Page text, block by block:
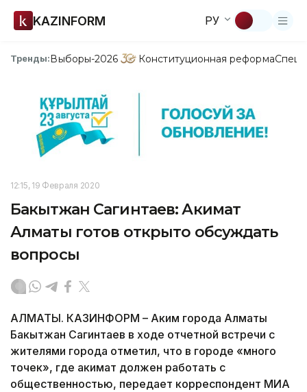
KAZINFORM РУ
Тренды:Выборы-2026 Конституционная реформа
12:15, 19 Февраля 2020
Бакытжан Сагинтаев: Акимат
Алматы готов открыто обсуждать
вопросы
АЛМАТЫ. КАЗИНФОРМ – Аким города Алматы
Бакытжан Сагинтаев в ходе отчетной встречи с
жителями города отметил, что в городе «много
точек», где акимат должен работать с
общественностью, передает корреспондент МИА